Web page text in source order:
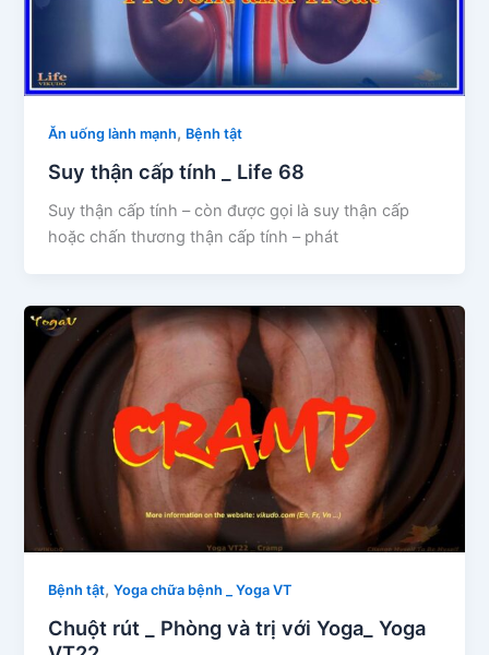
Ăn uống lành mạnh, Bệnh tật
Suy thận cấp tính _ Life 68
Suy thận cấp tính – còn được gọi là suy thận cấp
hoặc chấn thương thận cấp tính – phát
Bệnh tật,Yoga chữa bệnh _ Yoga VT
Chuột rút _ Phòng và trị với Yoga_ Yoga